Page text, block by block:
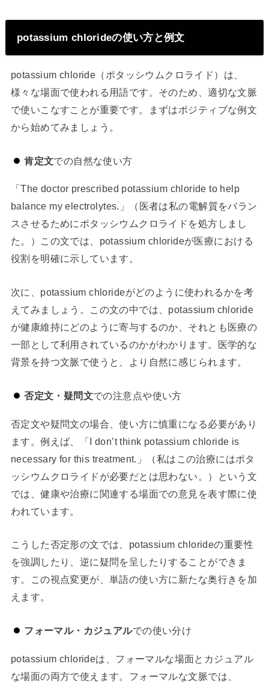
potassium chlorideの使い方と例文
potassium chloride（ポタッシウムクロライド）は、
様々な場面で使われる用語です。そのため、適切な文脈
で使いこなすことが重要です。まずはポジティブな例文
から始めてみましょう。
肯定文での自然な使い方
「The doctor prescribed potassium chloride to help
balance my electrolytes.」（医者は私の電解質をバラン
スさせるためにポタッシウムクロライドを処方しまし
た。）この文では、potassium chlorideが医療における
役割を明確に示しています。
次に、potassium chlorideがどのように使われるかを考
えてみましょう。この文の中では、potassium chloride
が健康維持にどのように寄与するのか、それとも医療の
一部として利用されているのかがわかります。医学的な
背景を持つ文脈で使うと、より自然に感じられます。
否定文・疑問文での注意点や使い方
否定文や疑問文の場合、使い方に慎重になる必要があり
ます。例えば、「I don’t think potassium chloride is
necessary for this treatment.」（私はこの治療にはポタ
ッシウムクロライドが必要だとは思わない。）という文
では、健康や治療に関連する場面での意見を表す際に使
われています。
こうした否定形の文では、potassium chlorideの重要性
を強調したり、逆に疑問を呈したりすることができま
す。この視点変更が、単語の使い方に新たな奥行きを加
えます。
フォーマル・カジュアルでの使い分け
potassium chlorideは、フォーマルな場面とカジュアル
な場面の両方で使えます。フォーマルな文脈では、